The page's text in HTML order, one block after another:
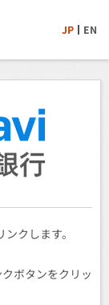
JP EN
クします。
ボタンをクリッ